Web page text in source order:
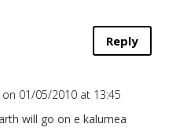
Reply
on 01/05/2010 at 13:45
will go on e kalumea